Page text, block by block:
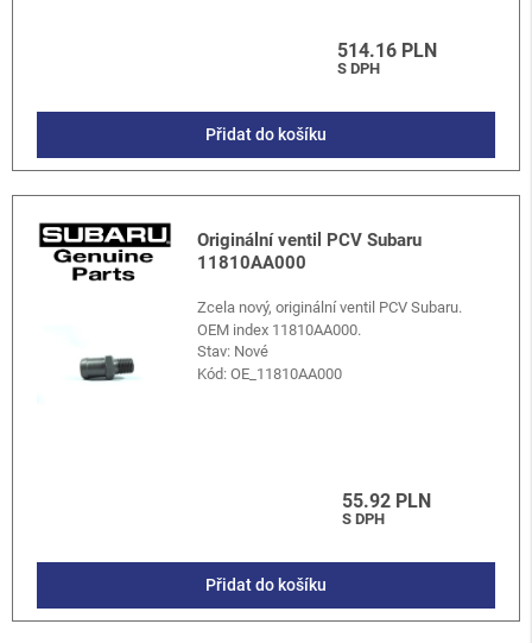
514.16 PLN
S DPH
Přidat do košíku
Originální ventil PCV Subaru
11810AA000
Zcela nový, originální ventil PCV Subaru.
OEM index 11810AA000.
Stav: Nové
Kód:OE_11810AA000
55.92 PLN
S DPH
Přidat do košíku